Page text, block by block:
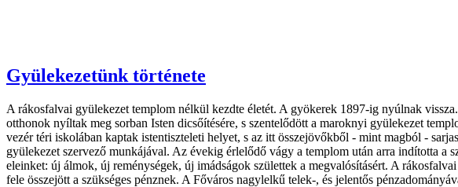
Gyülekezetünk története
A rákosfalvai gyülekezet templom nélkül kezdte életét. A gyökerek 1897-ig nyúlnak
otthonok nyíltak meg sorban Isten dicsőítésére, s szentelődött a maroknyi gyülekezet
vezér téri iskolában kaptak istentiszteleti helyet, s az itt összejövőkből - mint magból -
gyülekezet szervező munkájával. Az évekig érlelődő vágy a templom után arra indította a
eleinket: új álmok, új reménységek, új imádságok születtek a megvalósításért. A
fele összejött a szükséges pénznek. A Főváros nagylelkű telek-, és jelentős